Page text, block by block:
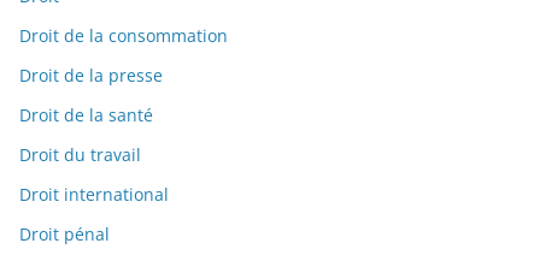
Droit de la consommation
Droit de la presse
Droit de la santé
Droit du travail
Droit international
Droit pénal